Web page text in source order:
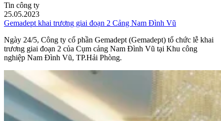
Tin công ty
25.05.2023
Gemadept khai trương giai đoạn 2 Cảng Nam Đình Vũ
Ngày 24/5, Công ty cổ phần Gemadept (Gemadept) tổ chức lễ khai
trương giai đoạn 2 của Cụm cảng Nam Đình Vũ tại Khu công
nghiệp Nam Đình Vũ, TP.Hải Phòng.